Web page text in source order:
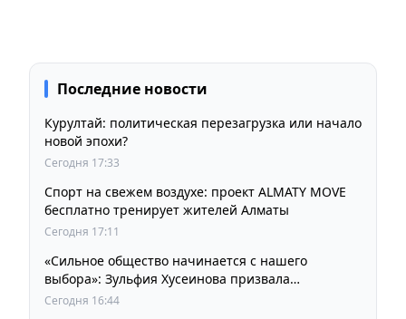
Последние новости
Курултай: политическая перезагрузка или начало
новой эпохи?
Сегодня 17:33
Спорт на свежем воздухе: проект ALMATY MOVE
бесплатно тренирует жителей Алматы
Сегодня 17:11
«Сильное общество начинается с нашего
выбора»: Зульфия Хусеинова призвала
казахстанцев принять участие в выборах
Сегодня 16:44